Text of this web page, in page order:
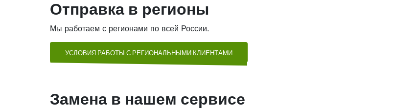
Отправка в регионы
Мы работаем с регионами по всей России.
УСЛОВИЯ РАБОТЫ С РЕГИОНАЛЬНЫМИ КЛИЕНТАМИ
Замена в нашем сервисе